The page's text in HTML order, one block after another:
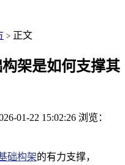
> 正文
架是如何支撑其
01-22 15:02:26 浏览：
础构架的有力支撑，